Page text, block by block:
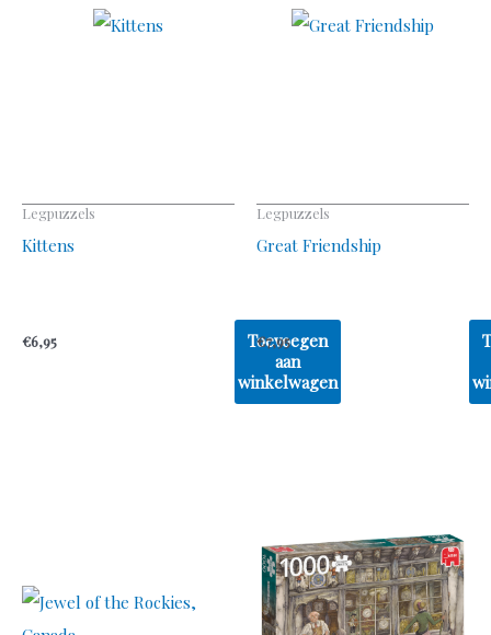
Legpuzzels
Kittens
€6,95
Toevoegen
aan
winkelwagen
Legpuzzels
Great Friendship
€7,95